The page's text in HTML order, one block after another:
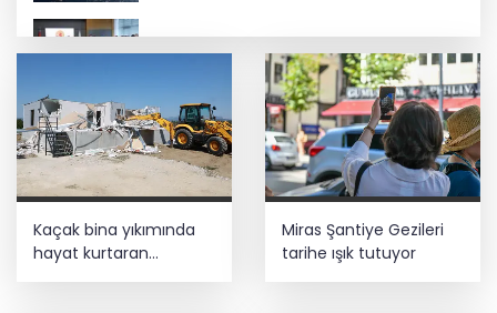
Terörsüz Türkiye yasa teklifi
komisyondan geçti
Kayseri Talas İnovasyon Merkezi finale
kaldı
Lukaku Fener’e mi, Beşiktaş’a mı geliyor?
Kaçak bina yıkımında
hayat kurtaran
müdahale
Miras Şantiye Gezileri
tarihe ışık tutuyor